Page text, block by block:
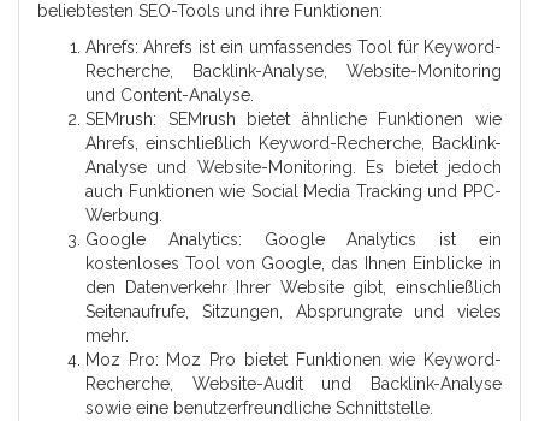
beliebtesten SEO-Tools und ihre Funktionen:
Ahrefs: Ahrefs ist ein umfassendes Tool für Keyword-
Recherche, Backlink-Analyse, Website-Monitoring
und Content-Analyse.
SEMrush: SEMrush bietet ähnliche Funktionen wie
Ahrefs, einschließlich Keyword-Recherche, Backlink-
Analyse und Website-Monitoring. Es bietet jedoch
auch Funktionen wie Social Media Tracking und PPC-
Werbung.
Google Analytics: Google Analytics ist ein
kostenloses Tool von Google, das Ihnen Einblicke in
den Datenverkehr Ihrer Website gibt, einschließlich
Seitenaufrufe, Sitzungen, Absprungrate und vieles
mehr.
Moz Pro: Moz Pro bietet Funktionen wie Keyword-
Recherche, Website-Audit und Backlink-Analyse
sowie eine benutzerfreundliche Schnittstelle.